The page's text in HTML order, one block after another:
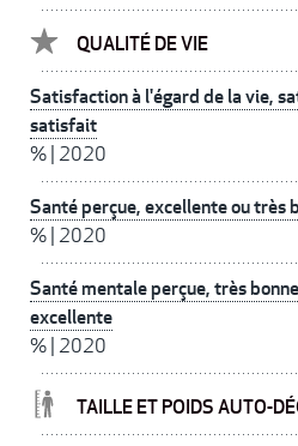
QUALITÉ DE VIE
Satisfaction à l'égard de la vie,
satisfait
% 2020
Santé perçue, excellente ou très
% 2020
Santé mentale perçue, très
excellente
% 2020
TAILLE ET POIDS AUTO-